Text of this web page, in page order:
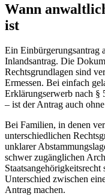
Wann
ist
Ein Einbürgerungsantrag
Inlandsantrag. Die
Rechtsgrundlagen sind
Ermessen. Bei einfach
Erklärungserwerb nach
– ist der Antrag auch
Bei Familien, in denen
unterschiedlichen
unklarer
schwer zugänglichen
Unterschied zwischen
Antrag machen.